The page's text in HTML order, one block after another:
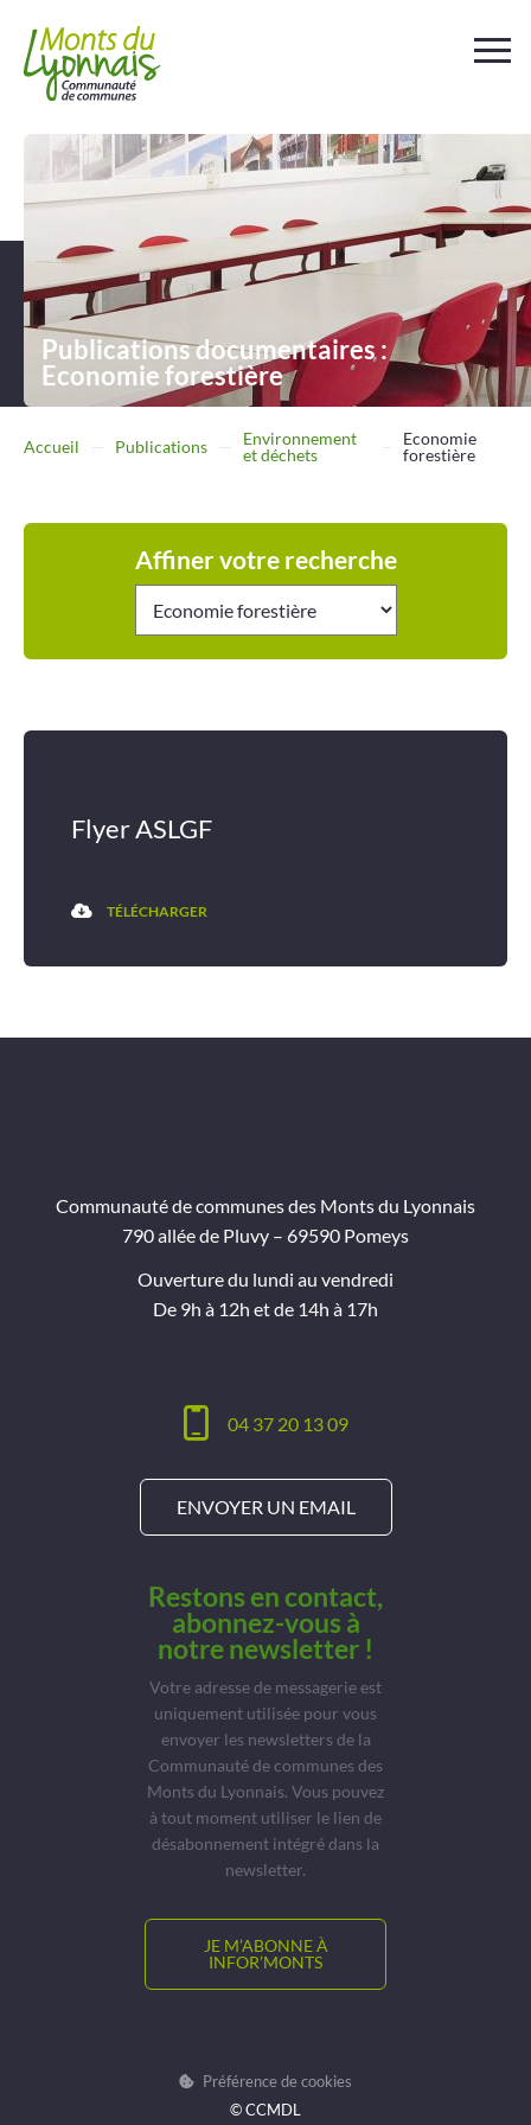
Publications documentaires :
Economie forestière
Accueil Publications
Environnement
et déchets
Economie
forestière
Affiner votre recherche
Flyer ASLGF
TÉLÉCHARGER
Communauté de communes des Monts du Lyonnais
790 allée de Pluvy – 69590 Pomeys
Ouverture du lundi au vendredi
De 9h à 12h et de 14h à 17h
04 37 20 13 09
ENVOYER UN EMAIL
Restons en contact,
abonnez-vous à
notre newsletter !
Votre adresse de messagerie est
uniquement utilisée pour vous
envoyer les newsletters de la
Communauté de communes des
Monts du Lyonnais. Vous pouvez
à tout moment utiliser le lien de
désabonnement intégré dans la
newsletter.
JE M’ABONNE À
INFOR’MONTS
Préférence de cookies
© CCMDL
Votre collectivité
quotidien
Déchets et
TravaillerEntreprendre
son habitat
Vidéos